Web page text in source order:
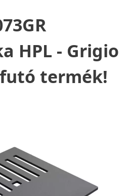
HPL - Grigio
termék!